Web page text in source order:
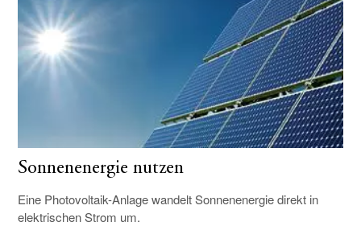
Sonnenenergie nutzen
Eine Photovoltaik-Anlage wandelt Sonnenenergie direkt in
elektrischen Strom um.